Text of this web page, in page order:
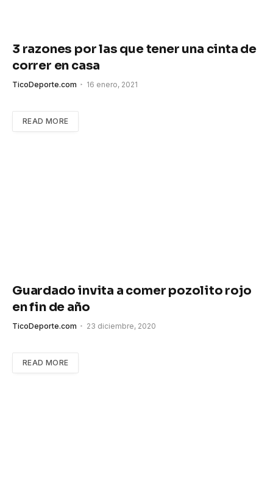
3 razones por las que tener una cinta de
correr en casa
TicoDeporte.com 16 enero, 2021
READ MORE
Guardado invita a comer pozolito rojo
en fin de año
TicoDeporte.com 23 diciembre, 2020
READ MORE